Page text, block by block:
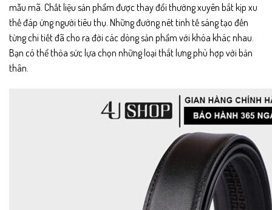
mẫu mã. Chất liệu sản phẩm được thay đổi thường xuyên bắt kịp xu
thế đáp ứng người tiêu thụ. Những đường nét tinh tế sáng tạo đến
từng chi tiết đã cho ra đời các dòng sản phẩm với khóa khác nhau.
Bạn có thể thỏa sức lựa chọn những loại thắt lưng phù hợp với bản
thân.